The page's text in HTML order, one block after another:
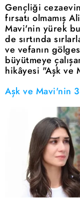
Gençliği
fırsatı olmamış
Mavi'nin yürek
de sırtında
ve vefanın
büyütmeye
hikâyesi "Aşk ve
Aşk ve Mavi'nin